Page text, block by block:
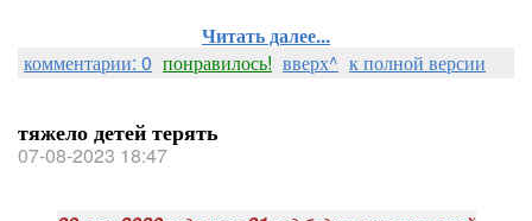
Читать далее...
комментарии: 0 понравилось! вверх^ к полной версии
тяжело детей терять
07-08-2023 18:47